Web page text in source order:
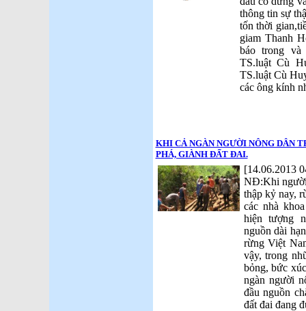
thông tin sự
tốn thời
giam Thanh
báo trong
TS.luật Cù
TS.luật Cù
các ông kính
KHI CẢ NGÀN NGƯỜI NÔNG DÂN
PHÁ, GIÀNH ĐẤT ĐAI.
[14.06.2013
NĐ:Khi người
thập kỷ nay,
các nhà
hiện tượng
nguồn dài
rừng Việt
vậy, trong
bỏng, bức
ngàn người
đầu nguồn
đất đai đang